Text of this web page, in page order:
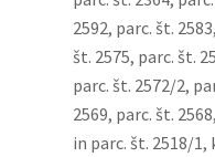
2592, parc. št.
št. 2575, parc. št.
parc. št. 2572/2,
2569, parc. št.
in parc. št. 2518/1,